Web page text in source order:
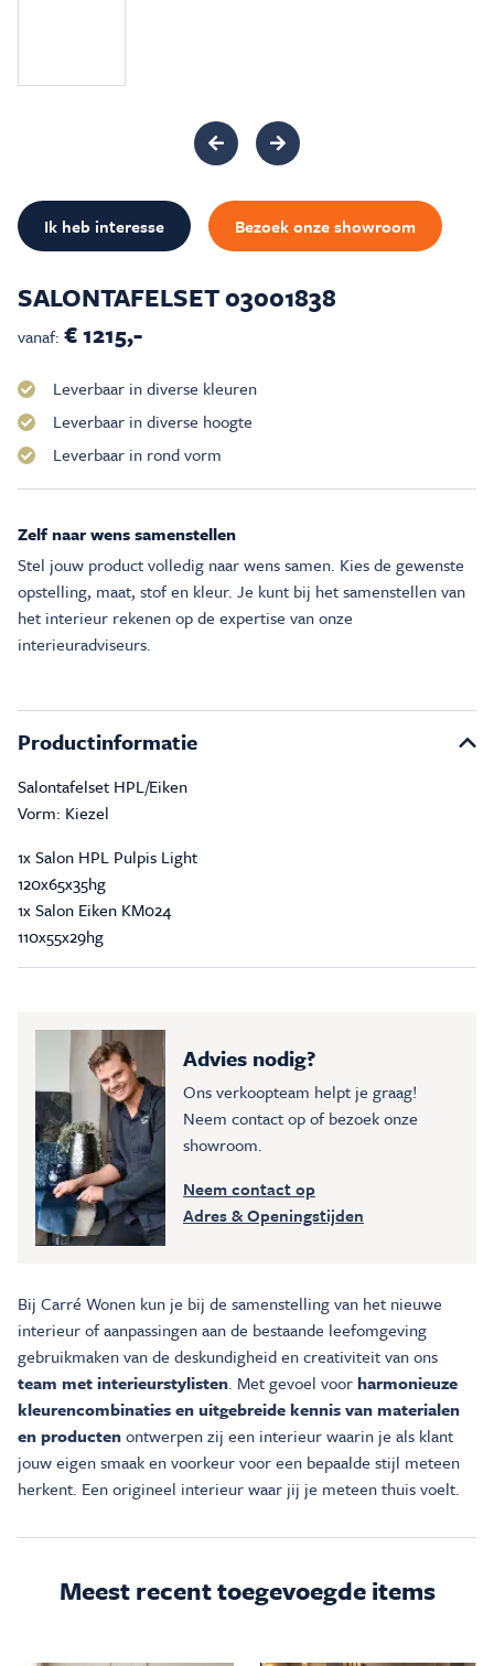
SALONTAFELSET 03001838
vanaf: € 1215,-
Leverbaar in diverse kleuren
Leverbaar in diverse hoogte
Leverbaar in rond vorm
Zelf naar wens samenstellen
Stel jouw product volledig naar wens samen. Kies de gewenste
opstelling, maat, stof en kleur. Je kunt bij het samenstellen van
het interieur rekenen op de expertise van onze
interieuradviseurs.
Ik heb interesse Bezoek onze showroom
Productinformatie
Salontafelset HPL/Eiken
Vorm: Kiezel
1x Salon HPL Pulpis Light
120x65x35hg
1x Salon Eiken KM024
110x55x29hg
Advies nodig?
Ons verkoopteam helpt je graag!
Neem contact op of bezoek onze
showroom.
Neem contact op
Adres & Openingstijden
Bij Carré Wonen kun je bij de samenstelling van het nieuwe
interieur of aanpassingen aan de bestaande leefomgeving
gebruikmaken van de deskundigheid en creativiteit van ons
team met interieurstylisten. Met gevoel voorharmonieuze
kleurencombinaties en uitgebreide kennis van materialen
en productenontwerpen zij een interieur waarin je als klant
jouw eigen smaak en voorkeur voor een bepaalde stijl meteen
herkent. Een origineel interieur waar jij je meteen thuis voelt.
Meest recent toegevoegde items